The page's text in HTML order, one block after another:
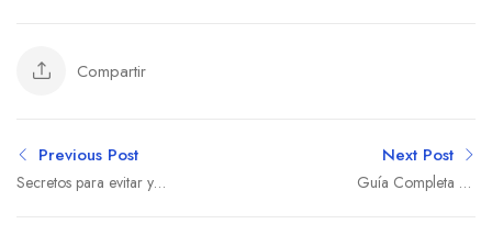
Compartir
Previous Post
Secretos para evitar y
Next Post
Guía Completa de